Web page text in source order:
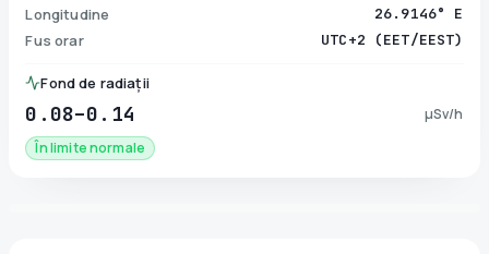
Longitudine 26.9146° E
Fus orar UTC+2 (EET/EEST)
Fond de radiații
0.08–0.14
µSv/h
În limite normale